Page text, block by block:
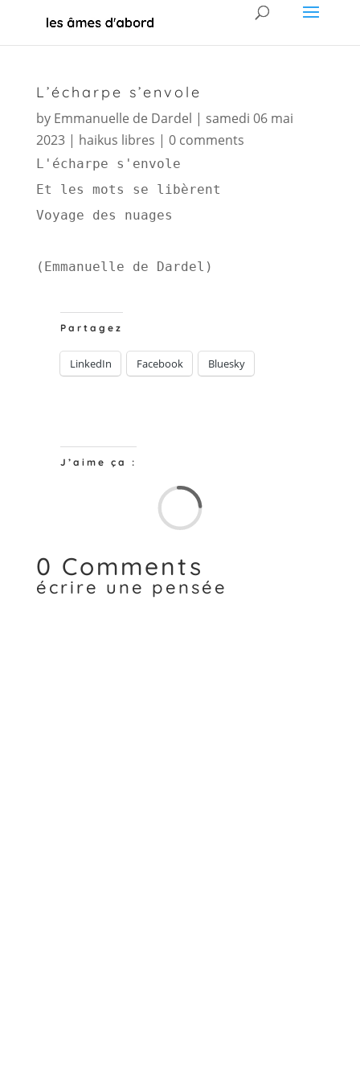
L’écharpe s’envole
by Emmanuelle de Dardel | samedi 06 mai
2023| haikus libres | 0 comments
L'écharpe s'envole
Et les mots se libèrent
Voyage des nuages
(Emmanuelle de Dardel)
Partagez
LinkedIn Facebook Bluesky
J’aime ça :
0 Comments
écrire une pensée